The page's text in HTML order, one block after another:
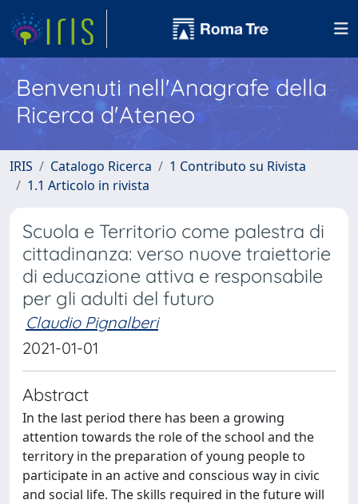
Benvenuti nell'Anagrafe della
Ricerca d'Ateneo
IRIS Catalogo Ricerca
1 Contributo su Rivista
1.1 Articolo in rivista
Scuola e Territorio come palestra di
cittadinanza: verso nuove traiettorie
di educazione attiva e responsabile
per gli adulti del futuro
Claudio Pignalberi
2021-01-01
Abstract
In the last period there has been a growing
attention towards the role of the school and the
territory in the preparation of young people to
participate in an active and conscious way in civic
and social life. The skills required in the future will